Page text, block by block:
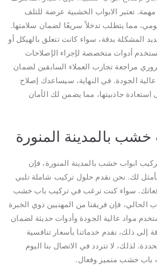
تعتبر الابواب الخشبية عرضة للتلف
مما يتطلب تدخلاً سريعًا لضمان سلامتها.
المشكلة بدقة، سواء كانت تتعلق بالهيكل أو
أدوات متخصصة لإجراء الإصلاحات
مراجعة تجارب العملاء السابقين لضمان
الجودة. في النهاية، سيساعدك إصلاح
استعادة جاذبيتها، مما يضمن لك الأمان
بالمدينة المنورة
ابواب خشب بالمدينة المنورة، فإن
لك. نحن نقدم حلول تركيب شاملة تلبي
سواء كنت ترغب في تركيب باب خشب
الحالي، فإن فريقنا من المهنيين ذوي الخبرة
مواد عالية الجودة وأدوات حديثة لضمان
إلى ذلك، نقدم خدماتنا بأسعار تنافسية
لذلك، لا تتردد في الاتصال بنا اليوم
باب خشب متميز وفعال.